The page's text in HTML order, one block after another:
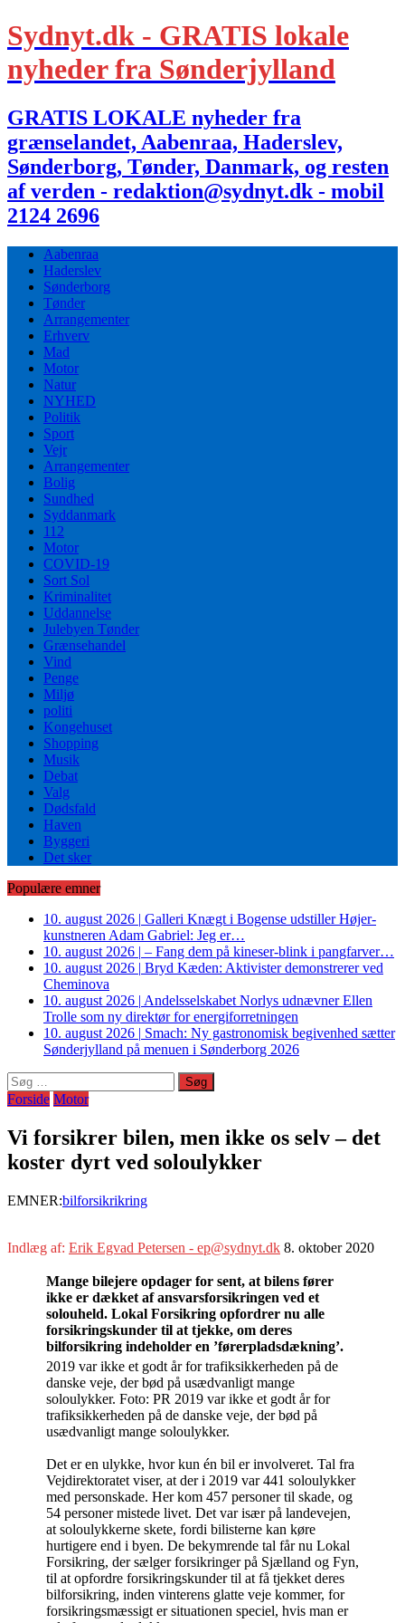
Sydnyt.dk - GRATIS lokale
nyheder fra Sønderjylland
GRATIS LOKALE nyheder fra
grænselandet, Aabenraa, Haderslev,
Sønderborg, Tønder, Danmark, og resten
af verden - redaktion@sydnyt.dk - mobil
2124 2696
Aabenraa
Haderslev
Sønderborg
Tønder
Arrangementer
Erhverv
Mad
Motor
Natur
NYHED
Politik
Sport
Vejr
Arrangementer
Bolig
Sundhed
Syddanmark
112
Motor
COVID-19
Sort Sol
Kriminalitet
Uddannelse
Julebyen Tønder
Grænsehandel
Vind
Penge
Miljø
politi
Kongehuset
Shopping
Musik
Debat
Valg
Dødsfald
Haven
Byggeri
Det sker
Populære emner
10. august 2026 | Galleri Knægt i Bogense udstiller Højer-
kunstneren Adam Gabriel: Jeg er…
10. august 2026 | – Fang dem på kineser-blink i pangfarver…
10. august 2026 | Bryd Kæden: Aktivister demonstrerer ved
Cheminova
10. august 2026 | Andelsselskabet Norlys udnævner Ellen
Trolle som ny direktør for energiforretningen
10. august 2026 | Smach: Ny gastronomisk begivenhed sætter
Sønderjylland på menuen i Sønderborg 2026
Søg
efter:
Forside Motor
Vi forsikrer bilen, men ikke os selv – det
koster dyrt ved soloulykker
EMNER:bilforsikrikring
Indlæg af: Erik Egvad Petersen - ep@sydnyt.dk 8. oktober 2020
Mange bilejere opdager for sent, at bilens fører
ikke er dækket af ansvarsforsikringen ved et
solouheld. Lokal Forsikring opfordrer nu alle
forsikringskunder til at tjekke, om deres
bilforsikring indeholder en ’førerpladsdækning’.
2019 var ikke et godt år for trafiksikkerheden på de
danske veje, der bød på usædvanligt mange
soloulykker. Foto: PR 2019 var ikke et godt år for
trafiksikkerheden på de danske veje, der bød på
usædvanligt mange soloulykker.
Det er en ulykke, hvor kun én bil er involveret. Tal fra
Vejdirektoratet viser, at der i 2019 var 441 soloulykker
med personskade. Her kom 457 personer til skade, og
54 personer mistede livet. Det var især på landevejen,
at soloulykkerne skete, fordi bilisterne kan køre
hurtigere end i byen. De bekymrende tal får nu Lokal
Forsikring, der sælger forsikringer på Sjælland og Fyn,
til at opfordre forsikringskunder til at få tjekket deres
bilforsikring, inden vinterens glatte veje kommer, for
forsikringsmæssigt er situationen speciel, hvis man er